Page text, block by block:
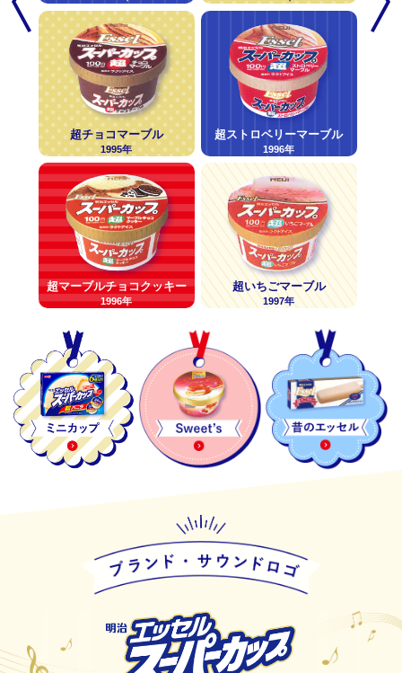
超チョコマーブル
1995年
超ストロベリーマーブル
1996年
超マーブルチョコクッキー
1996年
超いちごマーブル
1997年